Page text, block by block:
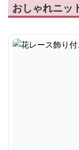
おしゃれニッ